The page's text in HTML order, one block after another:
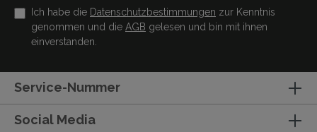
Ich habe die Datenschutzbestimmungen zur Kenntnis
genommen und die AGB gelesen und bin mit ihnen
einverstanden.
Service-Nummer
Social Media